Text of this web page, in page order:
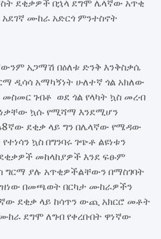
ደቂቃዎች በኋላ ደግሞ ሌላኛው አጥቂ
ሙከራ አድርጎ ምንተስኖት
አጋማሽ በዕለቱ ድንቅ እንቅስቃሴ
ዲሳሳ አማካኝነት ሁለተኛ ጎል አክለው
መስመር ገብቶ ወደ ጎል የላካት ኳስ መረብ
ኳሱ የሚሻማ እንደሚሆን
ደቂቃ ላይ ግን በሌላኛው የሜዳው
ኳስ በግንባሩ ገጭቶ ልዩነቱን
መከላከያዎች እንደ ፍፁም
ግርማ ያሉ አጥቂዎችልቸውን በማስገባት
በመጫወት በርካታ ሙከራዎችን
ደቂቃ ላይ ከሳጥን ውጪ አክርሮ መቶት
ደግሞ ለግብ የቀረቡበት ዋነኛው